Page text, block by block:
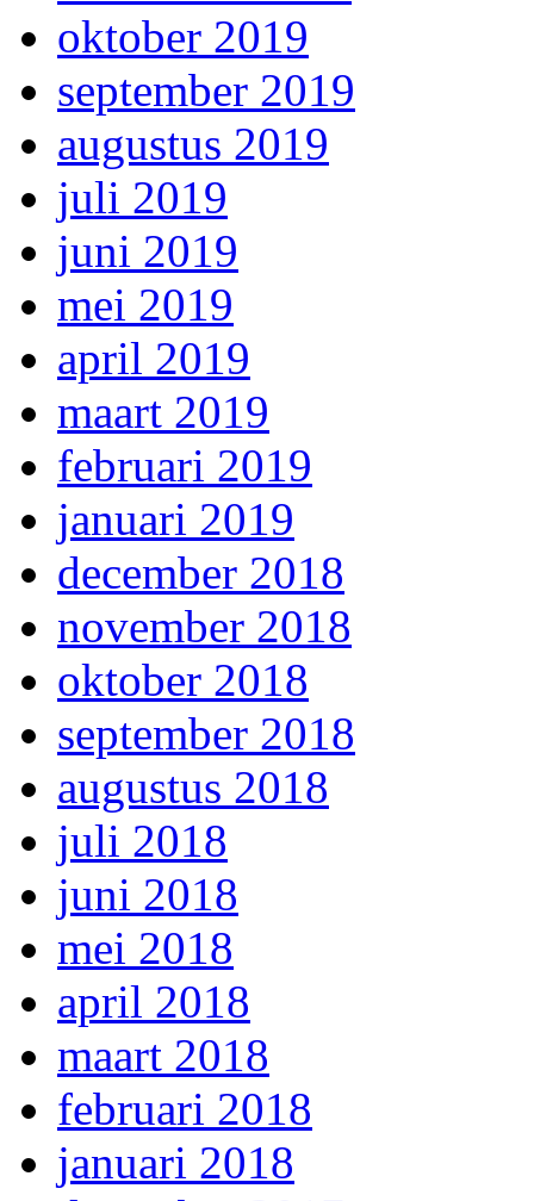
oktober 2019
september 2019
augustus 2019
juli 2019
juni 2019
mei 2019
april 2019
maart 2019
februari 2019
januari 2019
december 2018
november 2018
oktober 2018
september 2018
augustus 2018
juli 2018
juni 2018
mei 2018
april 2018
maart 2018
februari 2018
januari 2018